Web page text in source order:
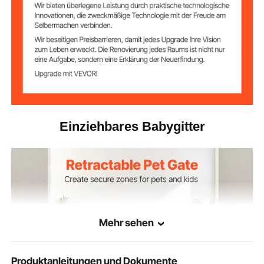
Einziehbares Babygitter
Mehr sehen
Produktanleitungen und Dokumente